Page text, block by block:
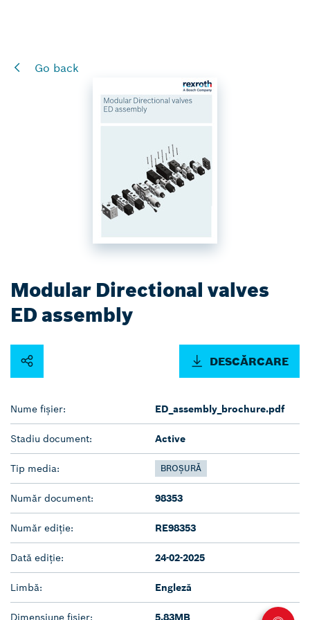
Go back
Modular Directional valves
ED assembly
DESCĂRCARE
Nume fișier: ED_assembly_brochure.pdf
Stadiu document: Active
Tip media: BROȘURĂ
Număr document: 98353
Număr ediție: RE98353
Dată ediție: 24-02-2025
Limbă: Engleză
Dimensiune fișier: 5.83MB